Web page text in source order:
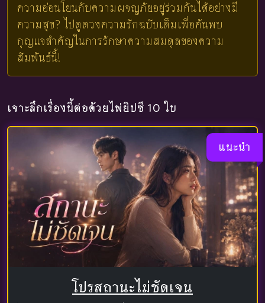
ความอ่อนโยนกับความผจญภัยอยู่ร่วมกันได้อย่างมี
ความสุข? ไปดูดวงความรักฉบับเต็มเพื่อค้นพบ
กุญแจสำคัญในการรักษาความสมดุลของความ
สัมพันธ์นี้!
เจาะลึกเรื่องนี้ต่อด้วยไพ่ยิปซี 10 ใบ
แนะนำ
โปรสถานะไม่ชัดเจน